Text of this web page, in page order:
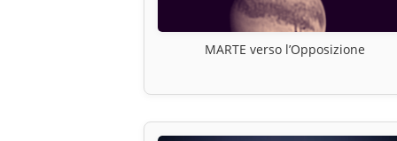
MARTE verso l’Opposizione